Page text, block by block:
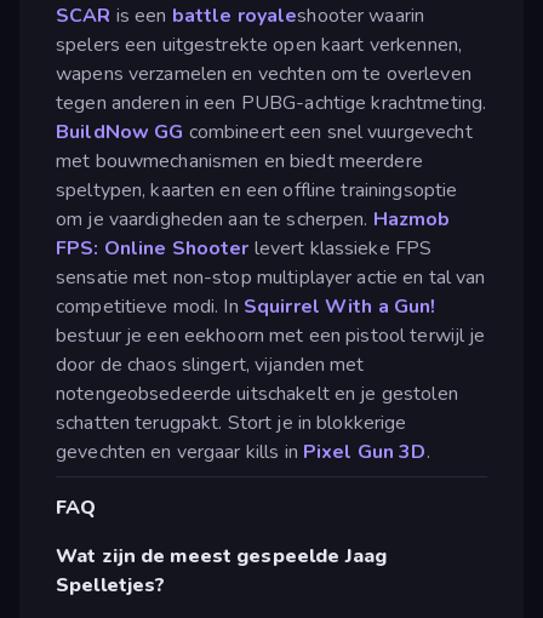
SCAR is een battle royaleshooter waarin
spelers een uitgestrekte open kaart verkennen,
wapens verzamelen en vechten om te overleven
tegen anderen in een PUBG-achtige krachtmeting.
BuildNow GG combineert een snel vuurgevecht
met bouwmechanismen en biedt meerdere
speltypen, kaarten en een offline trainingsoptie
om je vaardigheden aan te scherpen. Hazmob
FPS: Online Shooter levert klassieke FPS
sensatie met non-stop multiplayer actie en tal van
competitieve modi. In Squirrel With a Gun!
bestuur je een eekhoorn met een pistool terwijl je
door de chaos slingert, vijanden met
notengeobsedeerde uitschakelt en je gestolen
schatten terugpakt. Stort je in blokkerige
gevechten en vergaar kills in Pixel Gun 3D.
FAQ
Wat zijn de meest gespeelde Jaag
Spelletjes?